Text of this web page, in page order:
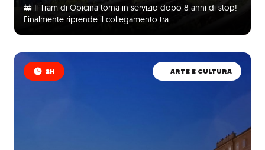
🚋 Il Tram di Opicina torna in servizio dopo 8 anni di stop!
Finalmente riprende il collegamento tra…
2H ARTE E CULTURA